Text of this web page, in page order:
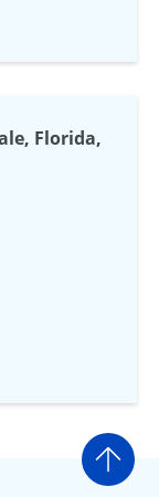
Florida,
Ir